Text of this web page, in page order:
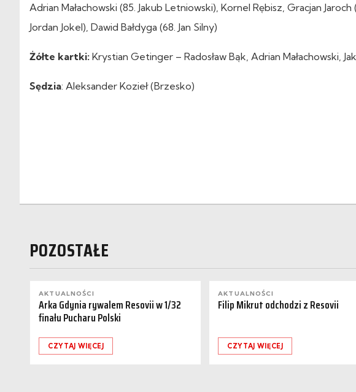
Adrian Małachowski (85. Jakub Letniowski), Kornel Rębisz, Gracjan
Jordan Jokel), Dawid Bałdyga (68. Jan Silny)
Żółte kartki: Krystian Getinger – Radosław Bąk, Adrian Małachowski,
Sędzia: Aleksander Kozieł (Brzesko)
POZOSTAŁE
AKTUALNOŚCI
Arka Gdynia rywalem Resovii w 1/32
finału Pucharu Polski
CZYTAJ WIĘCEJ
AKTUALNOŚCI
Filip Mikrut odchodzi z Resovii
CZYTAJ WIĘCEJ